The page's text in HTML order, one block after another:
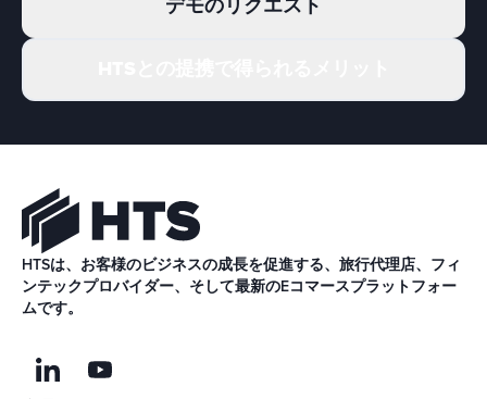
デモのリクエスト
HTSは、お客様のビジネスの成長を促進する、旅行代理店、フィ
ンテックプロバイダー、そして最新のEコマースプラットフォー
ムです。